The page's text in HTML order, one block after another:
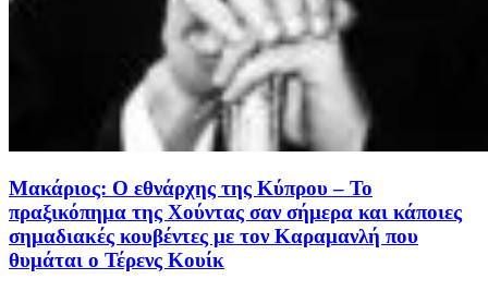
Μακάριος: Ο εθνάρχης της Κύπρου – Το
πραξικόπημα της Χούντας σαν σήμερα και κάποιες
σημαδιακές κουβέντες με τον Καραμανλή που
θυμάται ο Τέρενς Κουίκ